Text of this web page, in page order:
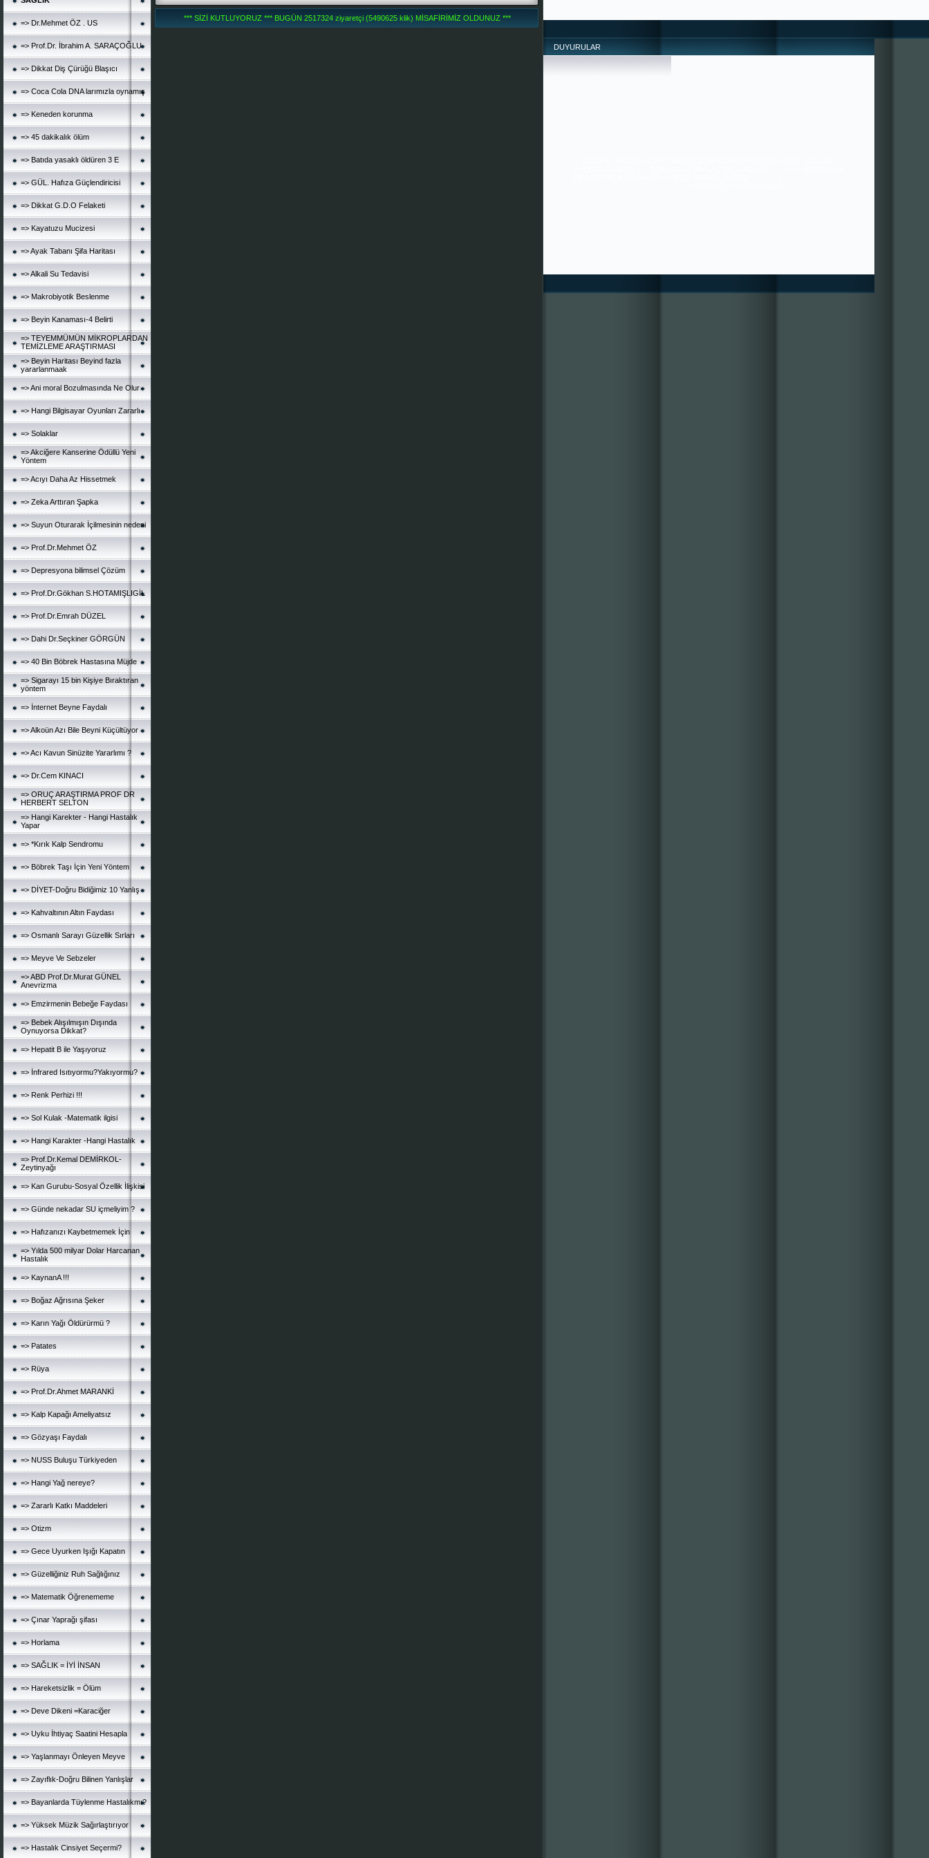
=> Dr.Mehmet ÖZ . US
=> Prof.Dr. İbrahim A. SARAÇOĞLU
=> Dikkat Diş Çürüğü Blaşıcı
=> Coca Cola DNA larımızla oynamış
=> Keneden korunma
=> 45 dakikalık ölüm
=> Batıda yasaklı öldüren 3 E
=> GÜL. Hafıza Güçlendiricisi
=> Dikkat G.D.O Felaketi
=> Kayatuzu Mucizesi
=> Ayak Tabanı Şifa Haritası
=> Alkali Su Tedavisi
=> Makrobiyotik Beslenme
=> Beyin Kanaması-4 Belirti
=> TEYEMMÜMÜN MİKROPLARDAN
TEMİZLEME ARAŞTIRMASI
=> Beyin Haritası Beyind fazla
yararlanmaak
=> Ani moral Bozulmasında Ne Olur
=> Hangi Bilgisayar Oyunları Zararlı
=> Solaklar
=> Akciğere Kanserine Ödüllü Yeni
Yöntem
=> Acıyı Daha Az Hissetmek
=> Zeka Arttıran Şapka
=> Suyun Oturarak İçilmesinin nedeni
=> Prof.Dr.Mehmet ÖZ
=> Depresyona bilimsel Çözüm
=> Prof.Dr.Gökhan S.HOTAMIŞLIGİL
=> Prof.Dr.Emrah DÜZEL
=> Dahi Dr.Seçkiner GÖRGÜN
=> 40 Bin Böbrek Hastasına Müjde
=> Sigarayı 15 bin Kişiye Bıraktıran
yöntem
=> İnternet Beyne Faydalı
=> Alkoün Azı Bile Beyni Küçültüyor
=> Acı Kavun Sinüzite Yararlımı ?
=> Dr.Cem KINACI
=> ORUÇ ARAŞTIRMA PROF DR
HERBERT SELTON
=> Hangi Karekter - Hangi Hastalık
Yapar
=> *Kırık Kalp Sendromu
=> Böbrek Taşı İçin Yeni Yöntem
=> DİYET-Doğru Bidiğimiz 10 Yanlış
=> Kahvaltının Altın Faydası
=> Osmanlı Sarayı Güzellik Sırları
=> Meyve Ve Sebzeler
=> ABD Prof.Dr.Murat GÜNEL
Anevrizma
=> Emzirmenin Bebeğe Faydası
=> Bebek Alışılmışın Dışında
Oynuyorsa Dikkat?
=> Hepatit B ile Yaşıyoruz
=> İnfrared Isıtıyormu?Yakıyormu?
=> Renk Perhizi !!!
=> Sol Kulak -Matematik ilgisi
=> Hangi Karakter -Hangi Hastalık
=> Prof.Dr.Kemal DEMİRKOL-
Zeytinyağı
=> Kan Gurubu-Sosyal Özellik İlişkisi
=> Günde nekadar SU içmeliyim ?
=> Hafızanızı Kaybetmemek İçin
=> Yılda 500 milyar Dolar Harcanan
Hastalık
=> KaynanA !!!
=> Boğaz Ağrısına Şeker
=> Karın Yağı Öldürürmü ?
=> Patates
=> Rüya
=> Prof.Dr.Ahmet MARANKİ
=> Kalp Kapağı Ameliyatsız
=> Gözyaşı Faydalı
=> NUSS Buluşu Türkiyeden
=> Hangi Yağ nereye?
=> Zararlı Katkı Maddeleri
=> Otizm
=> Gece Uyurken Işığı Kapatın
=> Güzelliğiniz Ruh Sağlığınız
=> Matematik Öğrenememe
=> Çınar Yaprağı şifası
=> Horlama
=> SAĞLIK = İYİ İNSAN
=> Hareketsizlik = Ölüm
=> Deve Dikeni =Karaciğer
=> Uyku İhtiyaç Saatini Hesapla
=> Yaşlanmayı Önleyen Meyve
=> Zayıflık-Doğru Bilinen Yanlışlar
=> Bayanlarda Tüylenme Hastalıkmı?
=> Yüksek Müzik Sağırlaştırıyor
=> Hastalık Cinsiyet Seçermi?
*** SİZİ KUTLUYORUZ *** BUGÜN 2517324 ziyaretçi (5490625 klik) MİSAFİRİMİZ OLDUNUZ ***
DUYURULAR